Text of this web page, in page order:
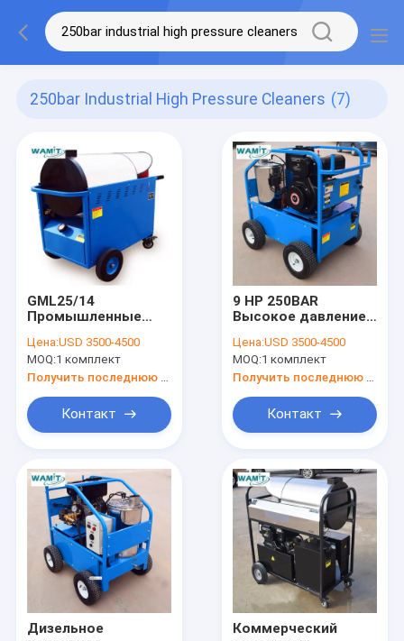
250bar Industrial High Pressure Cleaners (7)
GML25/14
Промышленные
очистители 7.5кВт /
250барные
очистители
давления на
горячем стирке
Цена:USD 3500-4500
MOQ:1 комплект
Контакт
9 HP 250BAR
Высокое давление
паровые
очистители для
строительной
техники
Цена:USD 3500-4500
MOQ:1 комплект
Контакт
Дизельное
Коммерческий